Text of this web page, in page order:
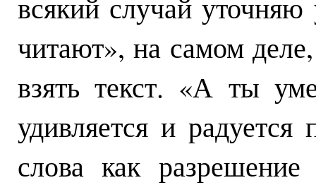
читают», на самом
взять текст. «А ты
удивляется и
слова как